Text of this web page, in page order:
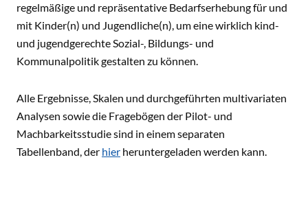
regelmäßige und repräsentative Bedarfserhebung für und
mit Kinder(n) und Jugendliche(n), um eine wirklich kind-
und jugendgerechte Sozial-, Bildungs- und
Kommunalpolitik gestalten zu können.
Alle Ergebnisse, Skalen und durchgeführten multivariaten
Analysen sowie die Fragebögen der Pilot- und
Machbarkeitsstudie sind in einem separaten
Tabellenband, der hier heruntergeladen werden kann.